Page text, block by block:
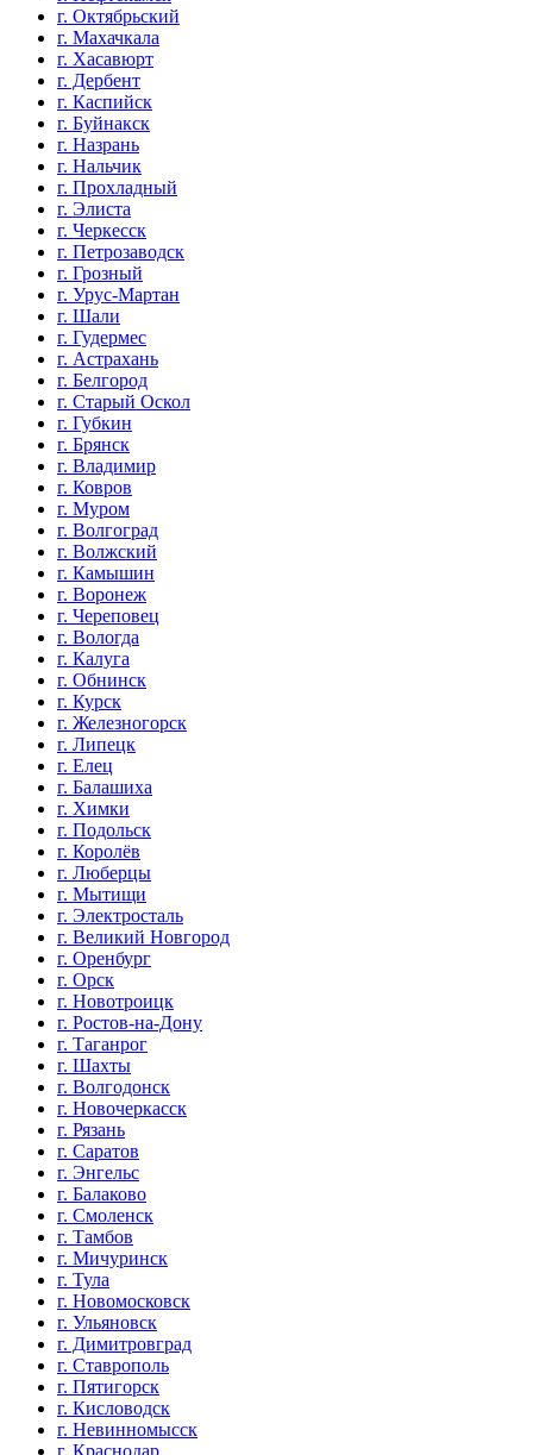
г. Октябрьский
г. Махачкала
г. Хасавюрт
г. Дербент
г. Каспийск
г. Буйнакск
г. Назрань
г. Нальчик
г. Прохладный
г. Элиста
г. Черкесск
г. Петрозаводск
г. Грозный
г. Урус-Мартан
г. Шали
г. Гудермес
г. Астрахань
г. Белгород
г. Старый Оскол
г. Губкин
г. Брянск
г. Владимир
г. Ковров
г. Муром
г. Волгоград
г. Волжский
г. Камышин
г. Воронеж
г. Череповец
г. Вологда
г. Калуга
г. Обнинск
г. Курск
г. Железногорск
г. Липецк
г. Елец
г. Балашиха
г. Химки
г. Подольск
г. Королёв
г. Люберцы
г. Мытищи
г. Электросталь
г. Великий Новгород
г. Оренбург
г. Орск
г. Новотроицк
г. Ростов-на-Дону
г. Таганрог
г. Шахты
г. Волгодонск
г. Новочеркасск
г. Рязань
г. Саратов
г. Энгельс
г. Балаково
г. Смоленск
г. Тамбов
г. Мичуринск
г. Тула
г. Новомосковск
г. Ульяновск
г. Димитровград
г. Ставрополь
г. Пятигорск
г. Кисловодск
г. Невинномысск
г. Краснодар